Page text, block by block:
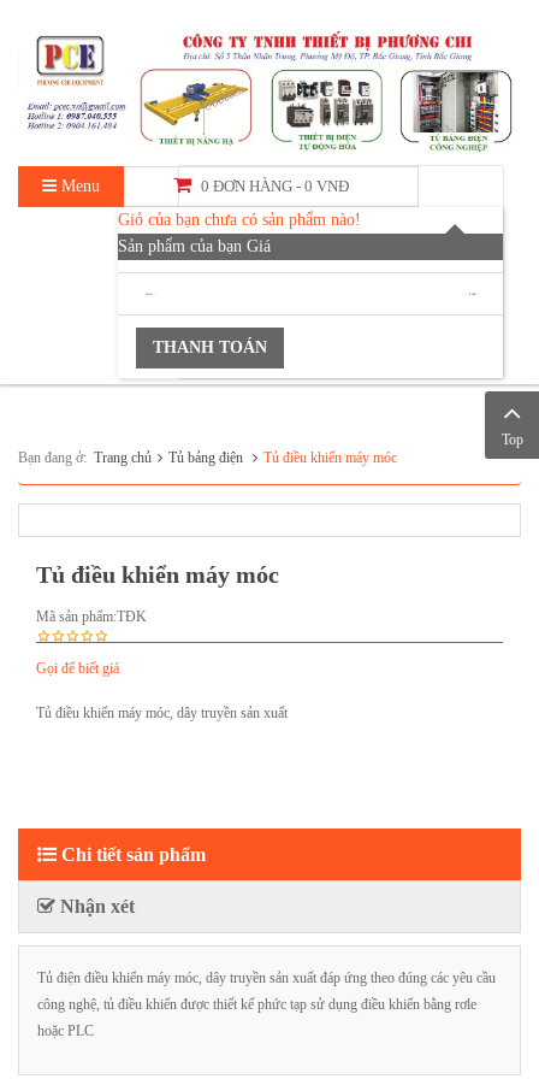
Menu 0 ĐƠN HÀNG -0 VNĐ
Giỏ của bạn chưa có sản phẩm nào!
Sản phẩm của bạnGiá
THANH TOÁN
Bạn đang ở: Trang chủ Tủ bảng điện Tủ điều khiển máy móc
Tủ điều khiển máy móc
Mã sản phẩm:TĐK
Gọi để biết giá
Tủ điều khiển máy móc, dây truyền sản xuất
Chi tiết sản phẩm
Nhận xét
Tủ điện điều khiển máy móc, dây truyền sản xuất đáp ứng theo đúng các yêu cầu
công nghệ, tủ điều khiển được thiết kế phức tạp sử dụng điều khiển bằng rơle
hoặc PLC
Top